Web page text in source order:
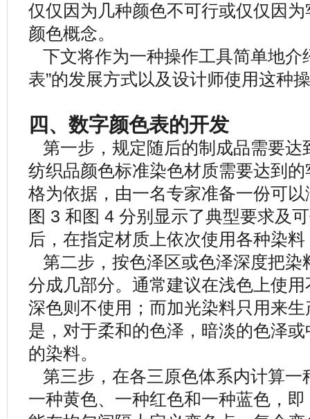
仅仅因为几种颜色不可行或仅仅因
颜色概念。
下文将作为一种操作工具简单地介
表”的发展方式以及设计师使用这种
四、数字颜色表的开发
第一步，规定随后的制成品需要达
纺织品颜色标准染色材质需要达到
格为依据，由一名专家准备一份可
图 3 和图 4 分别显示了典型要求及
后，在指定材质上依次使用各种染
第二步，按色泽区或色泽深度把染
分成几部分。通常建议在浅色上使
深色则不使用；而加光染料只用来
是，对于柔和的色泽，暗淡的色泽
的染料。
第三步，在各三原色体系内计算一
一种黄色、一种红色和一种蓝色，